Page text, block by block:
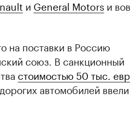
и General Motors и
на поставки в Россию
союз. В санкционный
стоимостью 50 тыс.
автомобилей ввели